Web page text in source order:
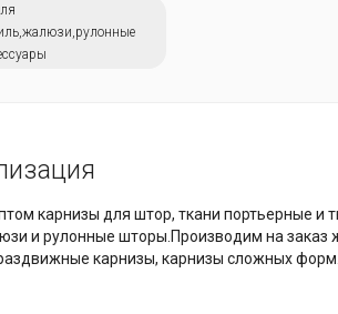
карнизы для штор, ткани портьерные и
и рулонные шторы.Производим на
карнизы, карнизы сложных форм.